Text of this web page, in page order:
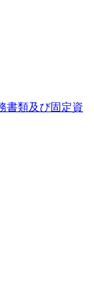
書類及び固定資